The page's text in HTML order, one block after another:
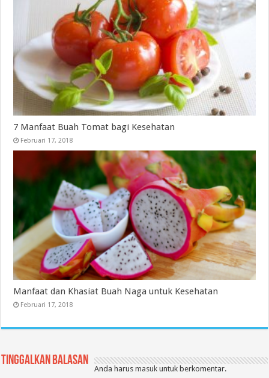
7 Manfaat Buah Tomat bagi Kesehatan
Februari 17, 2018
Manfaat dan Khasiat Buah Naga untuk Kesehatan
Februari 17, 2018
Tinggalkan Balasan
Anda harusmasuk untuk berkomentar.